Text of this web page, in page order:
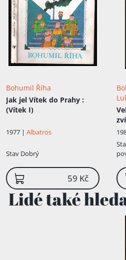
Bohumil Říha
Jak jel Vítek do Prahy :
(Vítek I)
1977 | Albatros
Stav Dobrý
59 Kč
Lidé také